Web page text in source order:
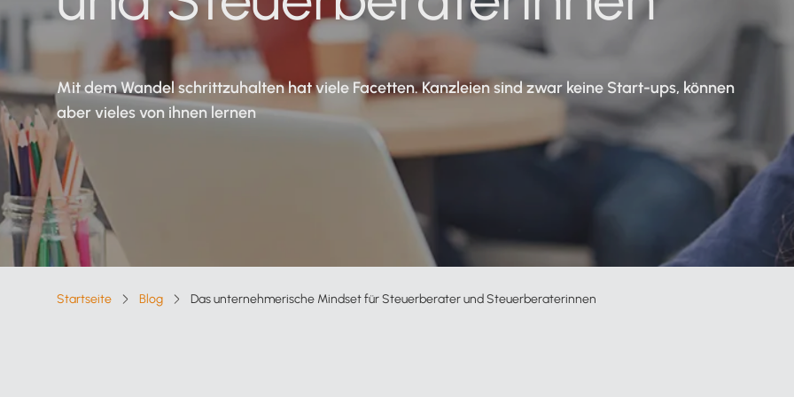
Verfahrensdokumentation
Alle Funktionen für Steuerberater
Zahlungsverkehr
Alle Funktionen für Mandanten
Lexware Office nach Mandantentypen
Lexware Office für
Selbstbucher
Lexware Office für
Kanzleisoftware
Kostenloser Support
Online arbeiten
Alle Vorteile auf einen Blick
Partnernetzwerk
Starter-Paket
Mit dem Wandel schrittzuhalten hat viele Facetten. Kanzleien sind zwar keine Start-ups, können
aber vieles von ihnen lernen
Breadcrumb-Navigation
Startseite Blog Das unternehmerische Mindset für Steuerberater und Steuerberaterinnen